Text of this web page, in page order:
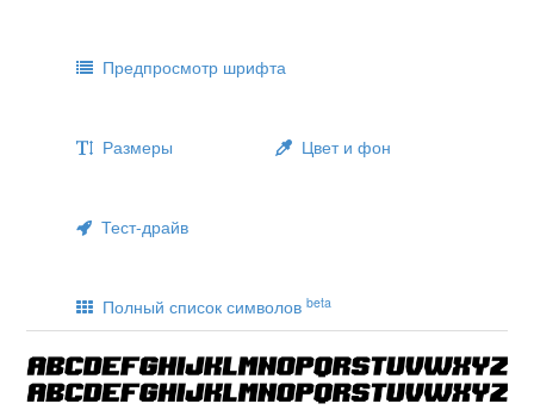
Предпросмотр шрифта
Размеры Цвет и фон
Тест-драйв
Полный список символов beta